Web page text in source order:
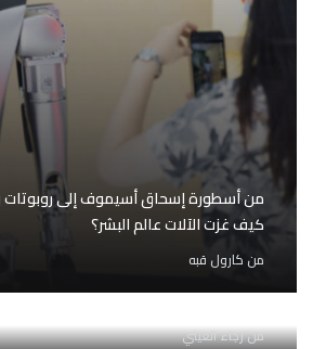
كيف غزت الآلات عالم البشر؟
من كارول قبه
العملات الرقمية: وسيلة للدفع أم أداة
منرجاء الغيثي